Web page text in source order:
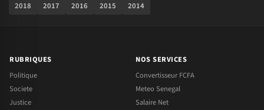
2018
2017 2016 2015 2014
RUBRIQUES
Politique
Societe
Justice
NOS SERVICES
Convertisseur FCFA
Meteo Senegal
Salaire Net